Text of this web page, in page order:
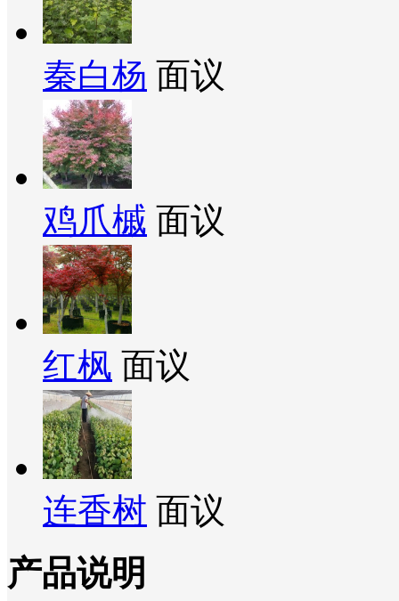
秦白杨 面议
鸡爪槭 面议
红枫 面议
连香树 面议
产品说明